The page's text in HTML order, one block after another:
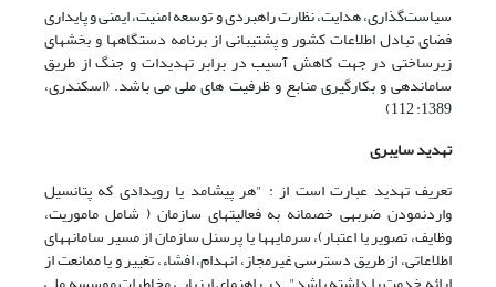
سیاست‌گذاری، هدایت، نظارت راهبردی و توسعه امنیت، ایمنی و پایداری
فضای تبادل اطلاعات کشور و پشتیبانی از برنامه دستگاه­ها و بخش­های
زیرساختی در جهت کاهش آسیب در برابر تهدیدات و جنگ از طریق
ساماندهی و بکارگیری منابع و ظرفیت های ملی می باشد. (اسکندری،
1389: 112)
تهدید سایبری
تعریف تهدید عبارت است از : "هر پیشامد یا رویدادی که پتانسیل
واردنمودن ضربه­ی خصمانه به فعالیت­های سازمان ( شامل ماموریت،
وظایف، تصویر یا اعتبار)، سرمایه­ها یا پرسنل سازمان از مسیر سامانه­های
اطلاعاتی، از طریق دسترسی غیرمجاز، انهدام، افشاء، تغییر و یا ممانعت از